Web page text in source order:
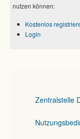
nutzen können:
Kostenlos
Login
Zentralstelle